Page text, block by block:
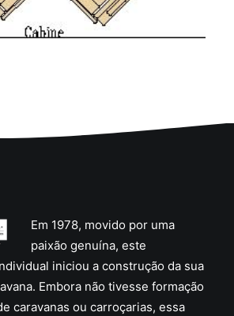
Em 1978, movido por uma
paixão genuína, este
iniciou a construção da sua
Embora não tivesse formação
caravanas ou carroçarias, essa